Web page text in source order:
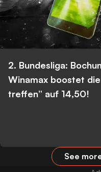
2. Bundesliga:
Winamax boostet
treffen” auf 14,50!
See